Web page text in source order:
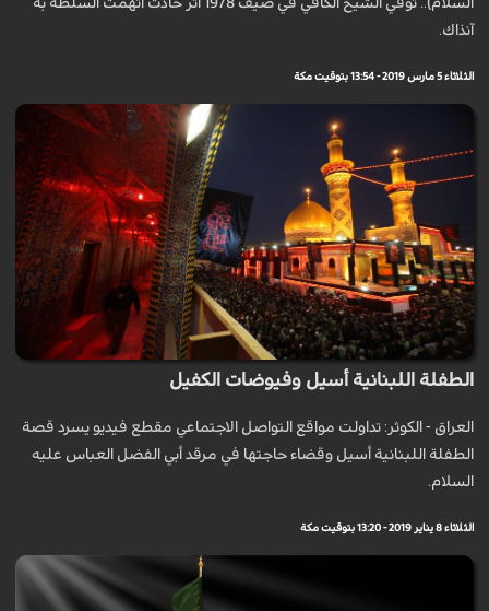
السلام).. توفي الشيخ الكافي في صيف 1978 اثر حادث اتهمت السلطة به
آنذاك.
الثلاثاء 5 مارس 2019 - 13:54 بتوقيت مكة
الطفلة اللبنانية أسيل وفيوضات الكفيل
العراق - الكوثر: تداولت مواقع التواصل الاجتماعي مقطع فيديو يسرد قصة
الطفلة اللبنانية أسيل وقضاء حاجتها في مرقد أبي الفضل العباس عليه
السلام.
الثلاثاء 8 يناير 2019 - 13:20 بتوقيت مكة